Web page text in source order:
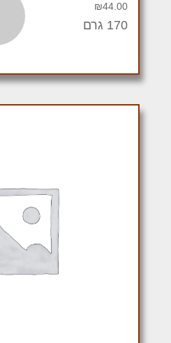
₪44.00
170 גרם